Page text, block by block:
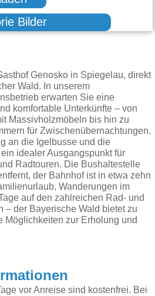
Bilder
Genosko in Spiegelau, direkt
Wald. In unserem
erwarten Sie eine
komfortable Unterkünfte – von
Massivholzmöbeln bis hin zu
für Zwischenübernachtungen.
an die Igelbusse und die
idealer Ausgangspunkt für
Radtouren. Die Bushaltestelle
der Bahnhof ist in etwa zehn
Wanderungen im
auf den zahlreichen Rad- und
– der Bayerische Wald bietet zu
Möglichkeiten zur Erholung und
vor Anreise sind kostenfrei. Bei